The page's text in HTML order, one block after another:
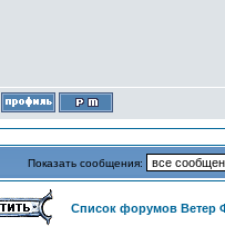
Показать сообщения:
Список форумов Ветер